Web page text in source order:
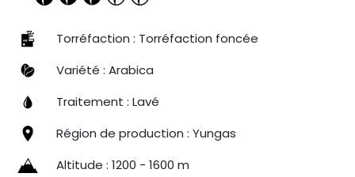
Torréfaction : Torréfaction foncée
Variété : Arabica
Traitement : Lavé
Région de production : Yungas
Altitude : 1200 - 1600 m